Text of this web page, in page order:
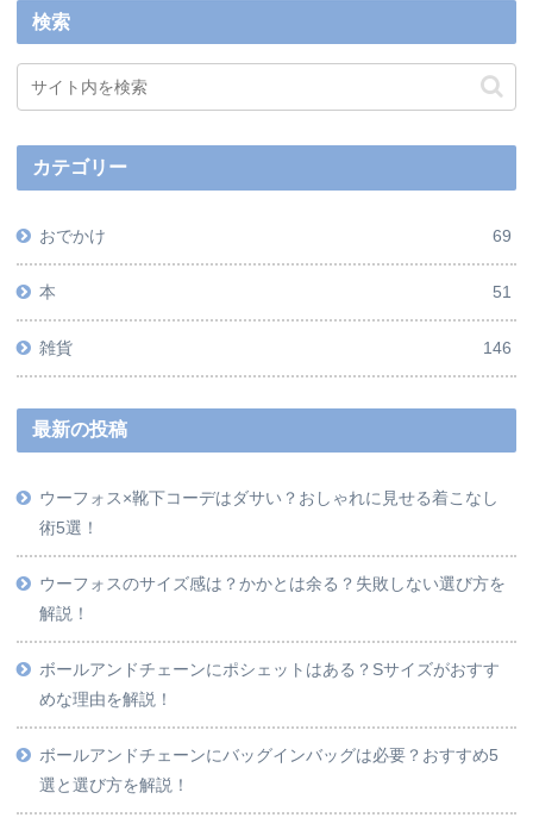
検索
カテゴリー
おでかけ 69
本 51
雑貨 146
最新の投稿
ウーフォス×靴下コーデはダサい？おしゃれに見せる着こなし
術5選！
ウーフォスのサイズ感は？かかとは余る？失敗しない選び方を
解説！
ボールアンドチェーンにポシェットはある？Sサイズがおすす
めな理由を解説！
ボールアンドチェーンにバッグインバッグは必要？おすすめ5
選と選び方を解説！